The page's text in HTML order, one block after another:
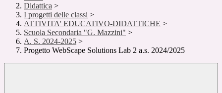
Didattica >
I progetti delle classi >
ATTIVITA' EDUCATIVO-DIDATTICHE >
Scuola Secondaria "G. Mazzini" >
A. S. 2024-2025 >
Progetto WebScape Solutions Lab 2 a.s. 2024/2025